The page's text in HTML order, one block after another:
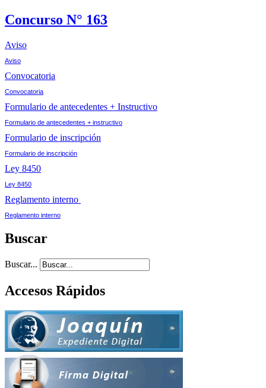
Concurso N° 163
Aviso
Aviso
Convocatoria
Convocatoria
Formulario de antecedentes + Instructivo
Formulario de antecedentes + instructivo
Formulario de inscripción
Formulario de inscripción
Ley 8450
Ley 8450
Reglamento interno
Reglamento interno
Buscar
Buscar...
Accesos Rápidos